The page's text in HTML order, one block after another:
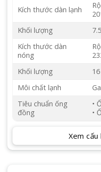
Kích thước dàn lạnh
Khối lượng
Kích thước dàn
nóng
Khối lượng
Môi chất lạnh
Tiêu chuẩn ống
đồng
•
•
Xem